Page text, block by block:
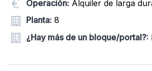
Operación: Alquiler de larga
Planta: 8
¿Hay más de un bloque/portal?: